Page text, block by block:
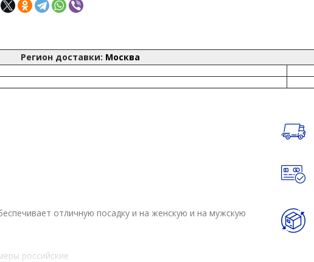
Регион доставки: Москва
отличную посадку и на женскую и на мужскую
российские